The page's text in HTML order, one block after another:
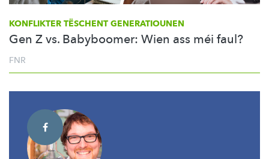
KONFLIKTER TËSCHENT GENERATIOUNEN
Gen Z vs. Babyboomer: Wien ass méi faul?
FNR